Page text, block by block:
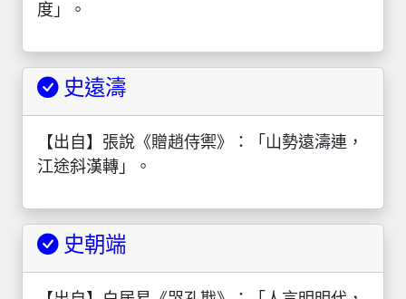
度」。
史遠濤
【出自】張說《贈趙侍禦》：「山勢遠濤連，
江途斜漢轉」。
史朝端